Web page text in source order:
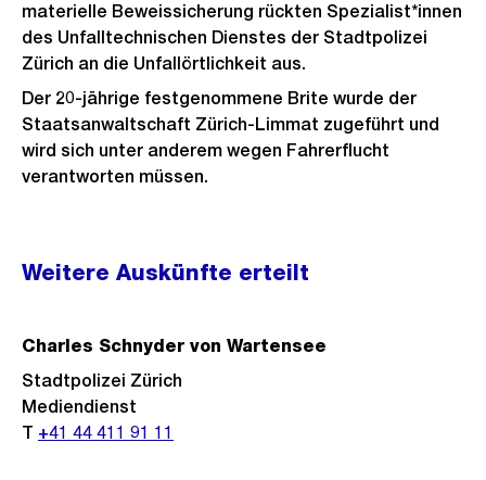
materielle Beweissicherung rückten Spezialist*innen
des Unfalltechnischen Dienstes der Stadtpolizei
Zürich an die Unfallörtlichkeit aus.
Der 20-jährige festgenommene Brite wurde der
Staatsanwaltschaft Zürich-Limmat zugeführt und
wird sich unter anderem wegen Fahrerflucht
verantworten müssen.
Weitere
Informationen
Weitere Auskünfte erteilt
Charles Schnyder von Wartensee
Stadtpolizei Zürich
Mediendienst
T +41 44 411 91 11